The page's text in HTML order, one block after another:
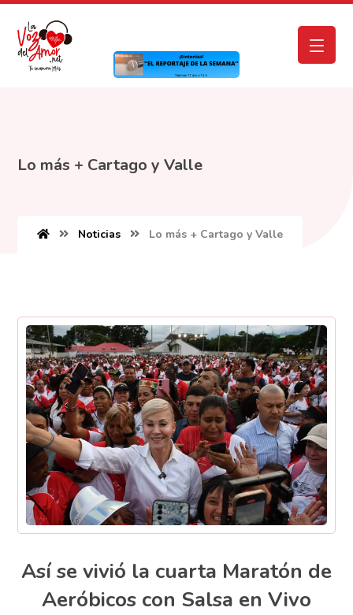
Lo más + Cartago y Valle
Noticias Lo más + Cartago y Valle
Así se vivió la cuarta Maratón de
Aeróbicos con Salsa en Vivo